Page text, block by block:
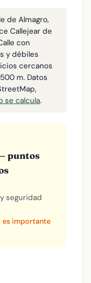
de Almagro,
Callejear de
con
y débiles
cercanos
m. Datos
se calcula.
puntos
seguridad
importante